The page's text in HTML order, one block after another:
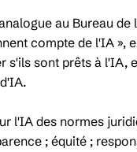
au Bureau
compte de l'IA »,
sont prêts à l'IA,
l'IA des normes
; équité ;